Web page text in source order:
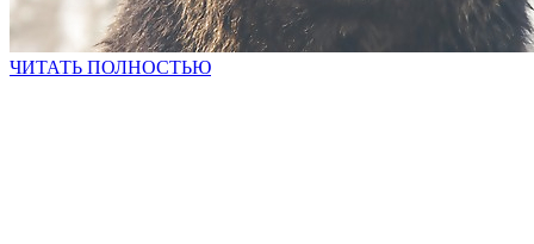
ЧИТАТЬ ПОЛНОСТЬЮ